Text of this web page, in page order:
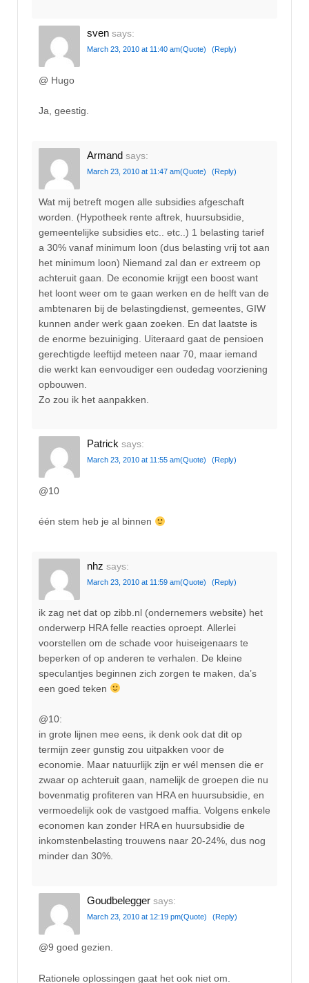
sven says:
March 23, 2010 at 11:40 am(Quote) (Reply)
@ Hugo
Ja, geestig.
Armand says:
March 23, 2010 at 11:47 am(Quote) (Reply)
Wat mij betreft mogen alle subsidies afgeschaft
worden. (Hypotheek rente aftrek, huursubsidie,
gemeentelijke subsidies etc.. etc..) 1 belasting tarief
a 30% vanaf minimum loon (dus belasting vrij tot aan
het minimum loon) Niemand zal dan er extreem op
achteruit gaan. De economie krijgt een boost want
het loont weer om te gaan werken en de helft van de
ambtenaren bij de belastingdienst, gemeentes, GIW
kunnen ander werk gaan zoeken. En dat laatste is
de enorme bezuiniging. Uiteraard gaat de pensioen
gerechtigde leeftijd meteen naar 70, maar iemand
die werkt kan eenvoudiger een oudedag voorziening
opbouwen.
Zo zou ik het aanpakken.
Patrick says:
March 23, 2010 at 11:55 am(Quote) (Reply)
@10
één stem heb je al binnen
nhz says:
March 23, 2010 at 11:59 am(Quote) (Reply)
ik zag net dat op zibb.nl (ondernemers website) het
onderwerp HRA felle reacties oproept. Allerlei
voorstellen om de schade voor huiseigenaars te
beperken of op anderen te verhalen. De kleine
speculantjes beginnen zich zorgen te maken, da’s
een goed teken
@10:
in grote lijnen mee eens, ik denk ook dat dit op
termijn zeer gunstig zou uitpakken voor de
economie. Maar natuurlijk zijn er wél mensen die er
zwaar op achteruit gaan, namelijk de groepen die nu
bovenmatig profiteren van HRA en huursubsidie, en
vermoedelijk ook de vastgoed maffia. Volgens enkele
economen kan zonder HRA en huursubsidie de
inkomstenbelasting trouwens naar 20-24%, dus nog
minder dan 30%.
Goudbelegger says:
March 23, 2010 at 12:19 pm(Quote) (Reply)
@9 goed gezien.
Rationele oplossingen gaat het ook niet om.